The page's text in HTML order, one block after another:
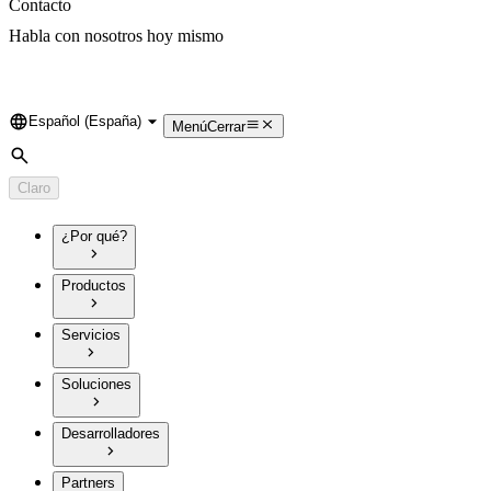
Contacto
Habla con nosotros hoy mismo
Language
Español (España) MenúCerrar
Búsqueda
Claro
¿Por qué?
Productos
Servicios
Soluciones
Desarrolladores
Partners